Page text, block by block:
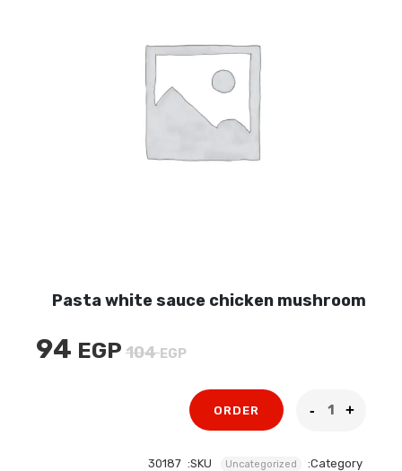
Pasta white sauce chicken mushroom
104EGP
السعر
94 EGP
ORDER
Category:
Uncategorized
SKU:
30187